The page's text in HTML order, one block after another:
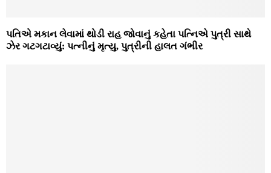
પતિએ મકાન લેવામાં થોડી રાહ જોવાનું કહેતા પત્નિએ પુત્રી સાથે
ઝેર ગટગટાવ્યું: પત્નીનું મૃત્યુ, પુત્રીની હાલત ગંભીર